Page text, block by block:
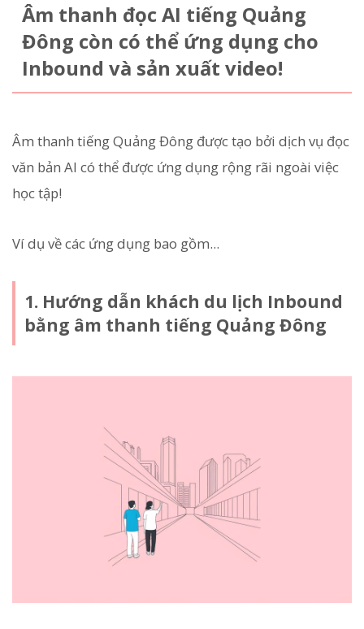
Âm thanh đọc AI tiếng Quảng
Đông còn có thể ứng dụng cho
Inbound và sản xuất video!
Âm thanh tiếng Quảng Đông được tạo bởi dịch vụ đọc
văn bản AI có thể được ứng dụng rộng rãi ngoài việc
học tập!
Ví dụ về các ứng dụng bao gồm...
1. Hướng dẫn khách du lịch Inbound
bằng âm thanh tiếng Quảng Đông